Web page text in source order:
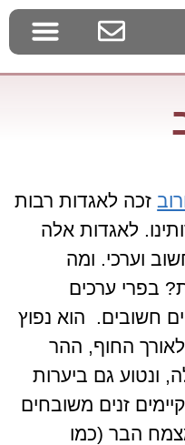
זכה לאגדות רבות
לאגדות אלה
וערכי. ומה
בפרי ערכים
חשובים. הוא נפוץ
החוף, ההר
ונטוע גם ביערות
זנים משובחים
הבר (כמו